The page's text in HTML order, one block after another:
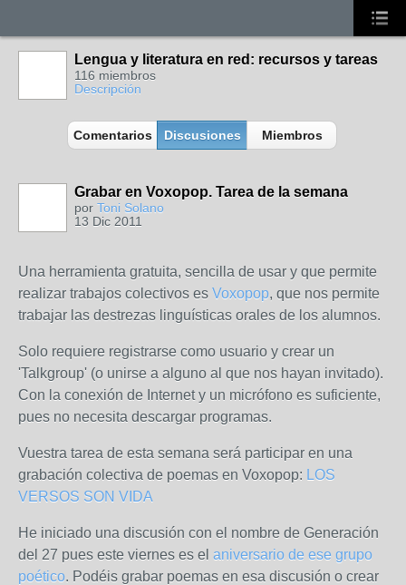
Lengua y literatura en red: recursos y tareas
116 miembros
Descripción
Comentarios Discusiones Miembros
Grabar en Voxopop. Tarea de la semana
por Toni Solano
13 Dic 2011
Una herramienta gratuita, sencilla de usar y que permite
realizar trabajos colectivos es Voxopop, que nos permite
trabajar las destrezas linguísticas orales de los alumnos.
Solo requiere registrarse como usuario y crear un
'Talkgroup' (o unirse a alguno al que nos hayan invitado).
Con la conexión de Internet y un micrófono es suficiente,
pues no necesita descargar programas.
Vuestra tarea de esta semana será participar en una
grabación colectiva de poemas en Voxopop: LOS
VERSOS SON VIDA
He iniciado una discusión con el nombre de Generación
del 27 pues este viernes es el aniversario de ese grupo
poético. Podéis grabar poemas en esa discusión o crear